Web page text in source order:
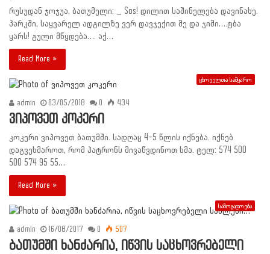
რუსუდან ჯოჯუა, ბათუმელი: _ Sos! დილით საშინელება დავინახე.
პარკში, საყვარელ ადგილზე ვერ დავჯექით მე და ჯიმი….ტბა
ყარს! გული მწყდება…. აქ…
Read More »
ცხოველთა სამყარო
admin 03/05/2018 0 434
ვიპოვეთ კოკერი
კოკერი ვიპოვეთ ბათუმში. სადღაც 4-5 წლის იქნება. იქნებ
დაგვეხმაროთ, რომ პატრონს მივაწვდინოთ ხმა. ტელ: 574 500
500 574 95 55…
Read More »
საზოგადოება
admin 16/08/2017 0 507
ბათუმში ხანძარია, იწვის საცხოვრებელი